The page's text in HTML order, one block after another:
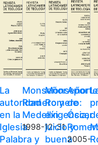
La
autoridad
en la
Iglesia.
Palabra y
Monseñor
Romero y
Medellín
1998-12-31
Monseñor
Romero:
exigencia,
juicio y
buena
de
Óscar
2005-